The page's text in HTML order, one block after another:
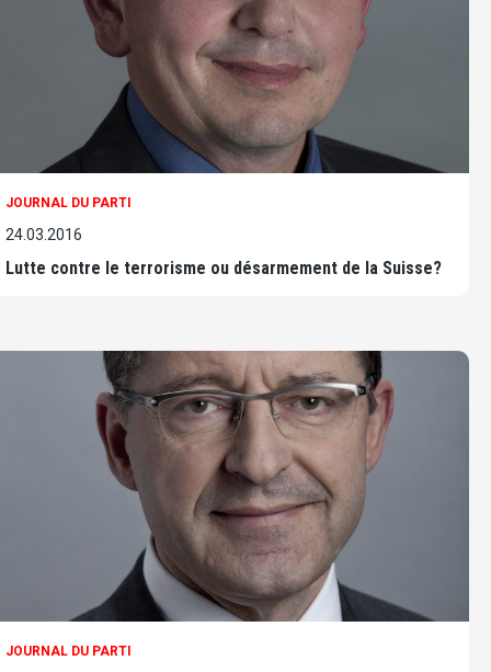
JOURNAL DU PARTI
24.03.2016
Lutte contre le terrorisme ou désarmement de la Suisse?
JOURNAL DU PARTI